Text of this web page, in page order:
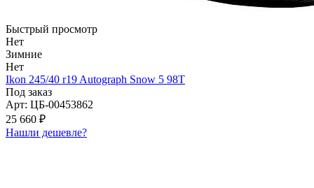
Быстрый просмотр
Нет
Зимние
Нет
Ikon 245/40 r19 Autograph Snow 5 98T
Под заказ
Арт: ЦБ-00453862
25 660 ₽
Нашли дешевле?